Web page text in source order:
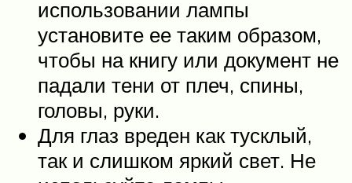
использовании лампы
установите ее таким образом,
чтобы на книгу или документ не
падали тени от плеч, спины,
головы, руки.
Для глаз вреден как тусклый,
так и слишком яркий свет. Не